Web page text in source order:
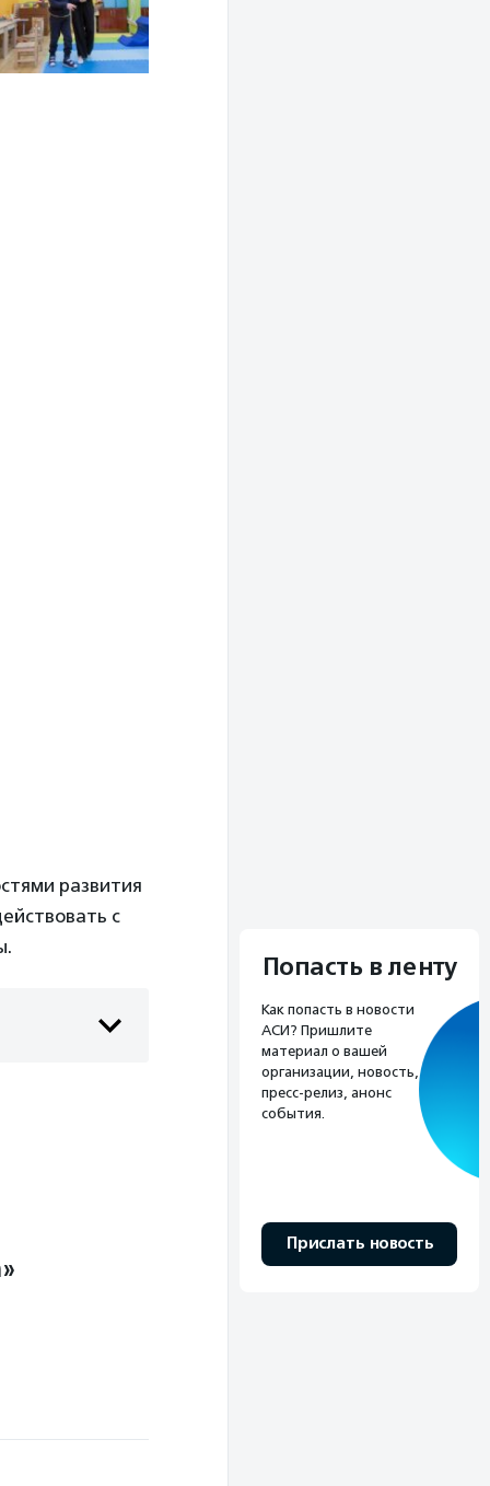
развития
с
Попасть в ленту
Как попасть в новости
АСИ? Пришлите
материал о вашей
организации, новость,
пресс-релиз, анонс
события.
Прислать новость